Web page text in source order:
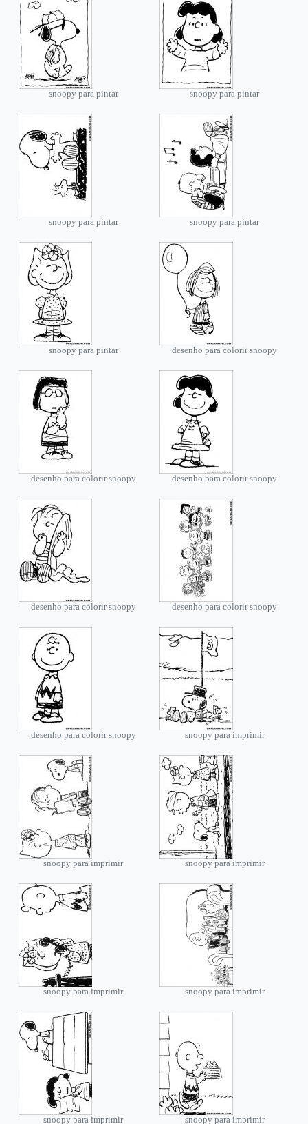
snoopy para pintar snoopy para pintar
snoopy para pintar snoopy para pintar
snoopy para pintar desenho para colorir snoopy
desenho para colorir snoopy desenho para colorir snoopy
desenho para colorir snoopy desenho para colorir snoopy
desenho para colorir snoopy snoopy para imprimir
snoopy para imprimir snoopy para imprimir
snoopy para imprimir snoopy para imprimir
snoopy para imprimir snoopy para imprimir